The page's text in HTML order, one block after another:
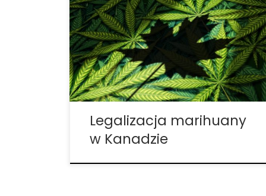
legalizacji i wreszcie jesteśmy w tym
miejscu. Brawo!” Nadszedł wreszcie długo
wyczekiwany przez wszystkich dzień.
Kanada stała się drugim krajem na
świecie, który zalegalizował rekreacyjną
marihuanę. Prace nad ustawą trwały od
początku działalności premiera Justina […]
Legalizacja marihuany
w Kanadzie